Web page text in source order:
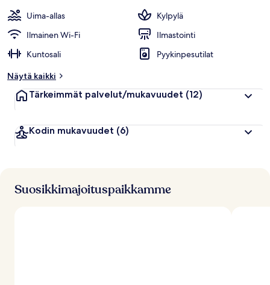
Uima-allas
Kylpylä
Ilmainen Wi-Fi
Ilmastointi
Kuntosali
Pyykinpesutilat
Näytä kaikki
Tärkeimmät palvelut/mukavuudet (12)
Kodin mukavuudet (6)
Suosikkimajoituspaikkamme